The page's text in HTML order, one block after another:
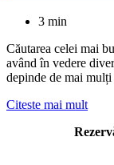
3 min
Căutarea celei mai
având în vedere
depinde de mai
Citeste mai mult